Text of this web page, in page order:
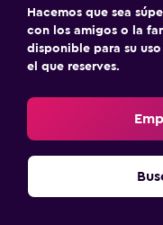
Salón de belleza
Habitación
Enchufe cerca de la
Armario o clóset
Hacemos que sea
con los amigos o la
disponible para su
el que reserves.